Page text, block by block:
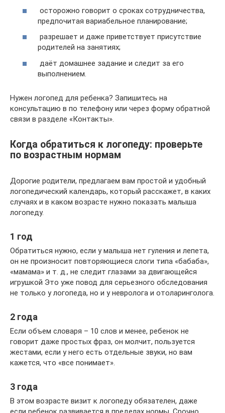
осторожно говорит о сроках сотрудничества,
предпочитая вариабельное планирование;
разрешает и даже приветствует присутствие
родителей на занятиях;
даёт домашнее задание и следит за его
выполнением.
Нужен логопед для ребенка? Запишитесь на
консультацию в по телефону или через форму обратной
связи в разделе «Контакты».
Когда обратиться к логопеду: проверьте
по возрастным нормам
Дорогие родители, предлагаем вам простой и удобный
логопедический календарь, который расскажет, в каких
случаях и в каком возрасте нужно показать малыша
логопеду.
1 год
Обратиться нужно, если у малыша нет гуления и лепета,
он не произносит повторяющиеся слоги типа «бабаба»,
«мамама» и т. д., не следит глазами за двигающейся
игрушкой Это уже повод для серьезного обследования
не только у логопеда, но и у невролога и отоларинголога.
2 года
Если объем словаря – 10 слов и менее, ребенок не
говорит даже простых фраз, он молчит, пользуется
жестами, если у него есть отдельные звуки, но вам
кажется, что «все понимает».
3 года
В этом возрасте визит к логопеду обязателен, даже